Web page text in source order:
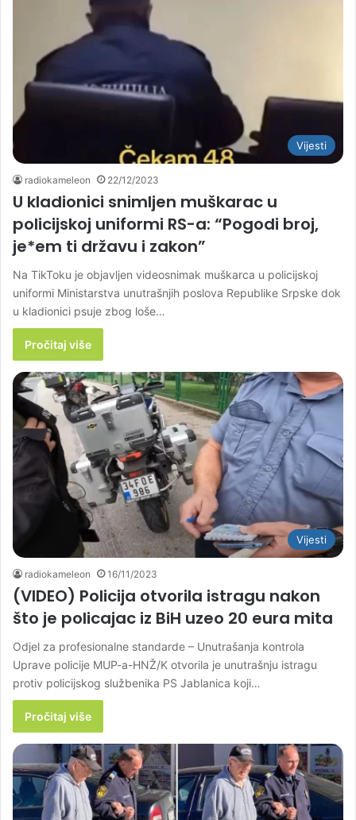
Vijesti
radiokameleon 22/12/2023
U kladionici snimljen muškarac u
policijskoj uniformi RS-a: “Pogodi broj,
je*em ti državu i zakon”
Na TikToku je objavljen videosnimak muškarca u policijskoj
uniformi Ministarstva unutrašnjih poslova Republike Srpske dok
u kladionici psuje zbog loše…
Pročitaj više
Vijesti
radiokameleon 16/11/2023
(VIDEO) Policija otvorila istragu nakon
što je policajac iz BiH uzeo 20 eura mita
Odjel za profesionalne standarde – Unutrašanja kontrola
Uprave policije MUP-a-HNŽ/K otvorila je unutrašnju istragu
protiv policijskog službenika PS Jablanica koji…
Pročitaj više